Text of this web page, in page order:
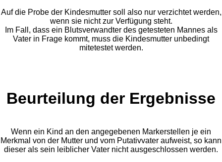
Auf die Probe der Kindesmutter soll also nur verzichtet werden,
wenn sie nicht zur Verfügung steht.
Im Fall, dass ein Blutsverwandter des getesteten Mannes als
Vater in Frage kommt, muss die Kindesmutter unbedingt
mitetestet werden.
Beurteilung der Ergebnisse
Wenn ein Kind an den angegebenen Markerstellen je ein
Merkmal von der Mutter und vom Putativvater aufweist, so kann
dieser als sein leiblicher Vater nicht ausgeschlossen werden.